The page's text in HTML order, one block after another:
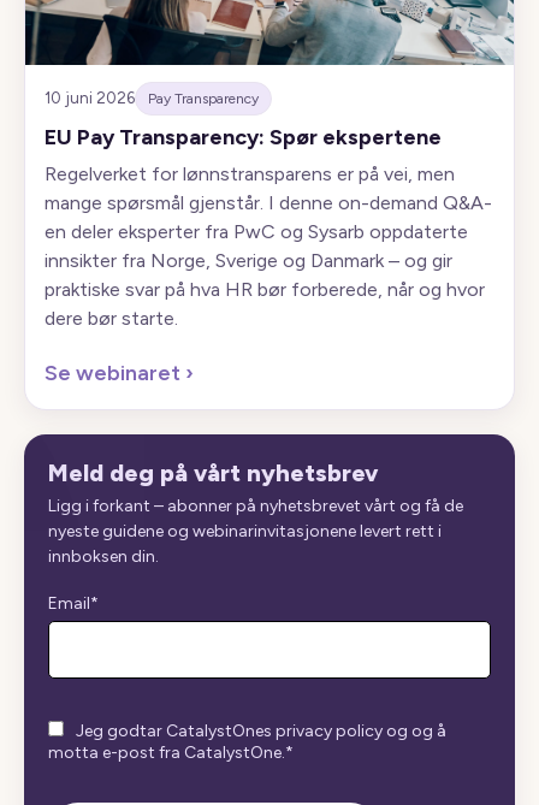
10 juni 2026 Pay Transparency
EU Pay Transparency: Spør ekspertene
Regelverket for lønnstransparens er på vei, men
mange spørsmål gjenstår. I denne on-demand Q&A-
en deler eksperter fra PwC og Sysarb oppdaterte
innsikter fra Norge, Sverige og Danmark – og gir
praktiske svar på hva HR bør forberede, når og hvor
dere bør starte.
Se webinaret ›
Meld deg på vårt nyhetsbrev
Ligg i forkant – abonner på nyhetsbrevet vårt og få de
nyeste guidene og webinarinvitasjonene levert rett i
innboksen din.
Email*
Jeg godtar CatalystOnes privacy policy og og å
motta e-post fra CatalystOne.*